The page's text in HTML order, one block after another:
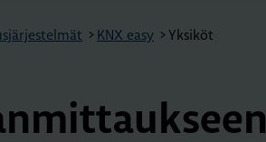
> KNX easy >Yksiköt